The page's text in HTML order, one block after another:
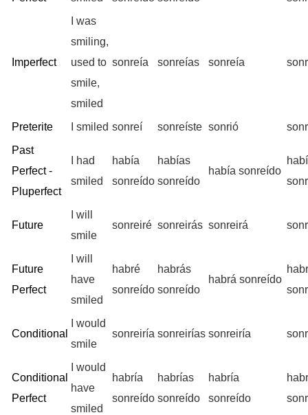
Imperfect
I was
smiling,
used to
smile,
smiled
sonreía sonreías sonreía
Preterite I smiled sonreí sonreíste sonrió
Past
Perfect -
Pluperfect
I had
smiled
había
sonreído
habías
sonreído
había sonreído
Future
I will
smile
sonreiré sonreirás sonreirá
Future
Perfect
I will
have
smiled
habré
sonreído
habrás
sonreído
habrá sonreído
Conditional
I would
smile
sonreiría sonreirías sonreiría
Conditional
Perfect
I would
have
smiled
habría
sonreído
habrías
sonreído
habría
sonreído